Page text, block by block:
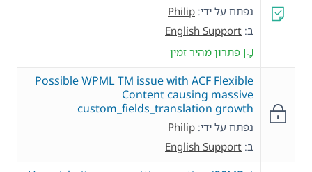
נפתח על ידי: Philip
ב: English Support
פתרון מהיר זמין
Possible WPML TM issue with ACF Flexible
Content causing massive
custom_fields_translation growth
נפתח על ידי: Philip
ב: English Support